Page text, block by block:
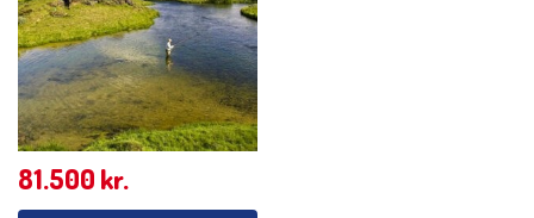
81.500 kr.